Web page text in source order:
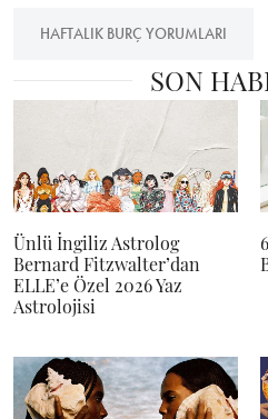
HAFTALIK BURÇ YORUMLARI
SON
Ünlü İngiliz Astrolog
Bernard Fitzwalter’dan
ELLE’e Özel 2026 Yaz
Astrolojisi